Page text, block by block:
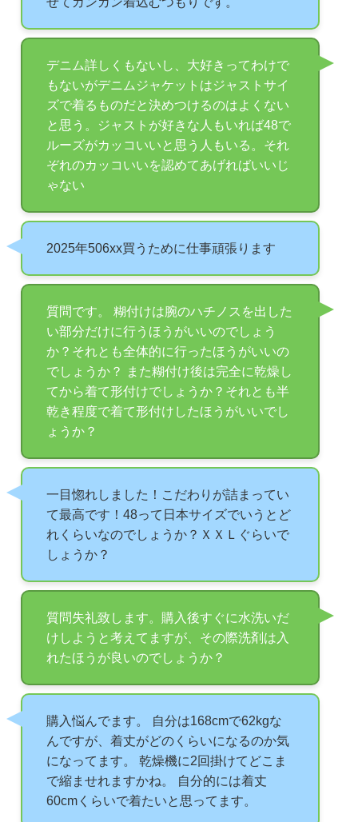
デニム詳しくもないし、大好きってわけで
もないがデニムジャケットはジャストサイ
ズで着るものだと決めつけるのはよくない
と思う。ジャストが好きな人もいれば48で
ルーズがカッコいいと思う人もいる。それ
ぞれのカッコいいを認めてあげればいいじ
ゃない
2025年506xx買うために仕事頑張ります
質問です。 糊付けは腕のハチノスを出した
い部分だけに行うほうがいいのでしょう
か？それとも全体的に行ったほうがいいの
でしょうか？ また糊付け後は完全に乾燥し
てから着て形付けでしょうか？それとも半
乾き程度で着て形付けしたほうがいいでし
ょうか？
一目惚れしました！こだわりが詰まってい
て最高です！48って日本サイズでいうとど
れくらいなのでしょうか？ＸＸＬぐらいで
しょうか？
質問失礼致します。購入後すぐに水洗いだ
けしようと考えてますが、その際洗剤は入
れたほうが良いのでしょうか？
購入悩んでます。 自分は168cmで62kgな
んですが、着丈がどのくらいになるのか気
になってます。 乾燥機に2回掛けてどこま
で縮ませれますかね。 自分的には着丈
60cmくらいで着たいと思ってます。